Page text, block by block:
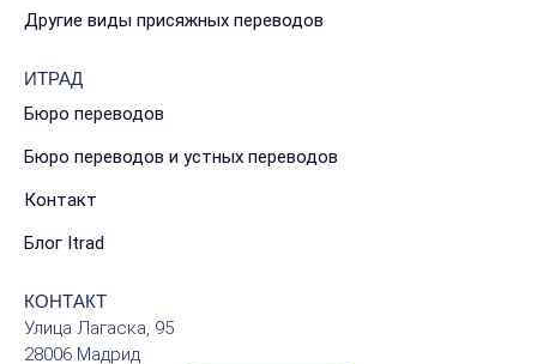
Другие виды присяжных переводов
ИТРАД
Бюро переводов
Бюро переводов и устных переводов
Контакт
Блог Itrad
КОНТАКТ
Улица Лагаска, 95
28006 Мадрид